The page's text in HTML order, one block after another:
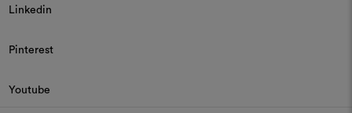
Linkedin
Pinterest
Youtube